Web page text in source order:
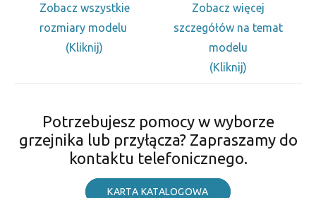
Zobacz wszystkie
rozmiary modelu
(Kliknij)
Zobacz więcej
szczegółów na temat
modelu
(Kliknij)
Potrzebujesz pomocy w wyborze
grzejnika lub przyłącza? Zapraszamy do
kontaktu telefonicznego.
KARTA KATALOGOWA